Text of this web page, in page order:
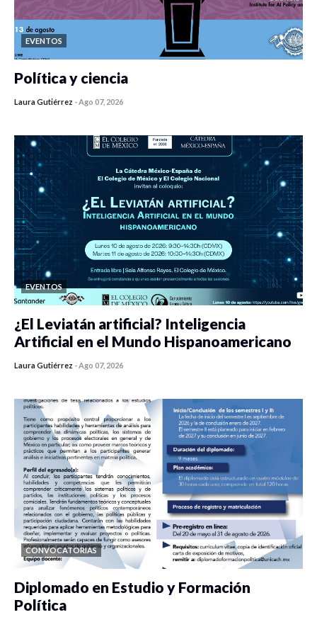
EVENTOS
Política y ciencia
Laura Gutiérrez - Ago 07, 2026
EVENTOS
¿El Leviatán artificial? Inteligencia
Artificial en el Mundo Hispanoamericano
Laura Gutiérrez - Ago 07, 2026
CONVOCATORIAS
Diplomado en Estudio y Formación
Política